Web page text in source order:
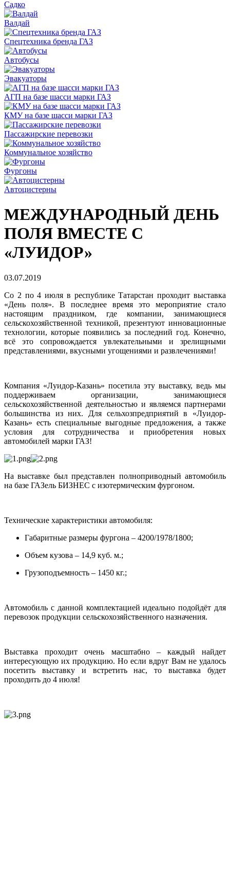
Садко
Валдай
Спецтехника бренда ГАЗ
Автобусы
Эвакуаторы
АГП на базе шасси марки ГАЗ
КМУ на базе шасси марки ГАЗ
Пассажирские перевозки
Коммунальное хозяйство
Фургоны
Автоцистерны
МЕЖДУНАРОДНЫЙ ДЕНЬ
ПОЛЯ ВМЕСТЕ С
«ЛУИДОР»
03.07.2019
Со 2 по 4 июля в республике Татарстан проходит выставка
«День поля». В последнее время это мероприятие стало
настоящим праздником, где компании, занимающиеся
сельскохозяйственной техникой, презентуют инновационные
технологии, которые появились за последний год. Конечно,
всё это сопровождается увлекательными и зрелищными
представлениями, вкусными угощениями и развлечениями!
Компания «Луидор-Казань» посетила эту выставку, ведь мы
поддерживаем организации, занимающиеся
сельскохозяйственной деятельностью и являемся партнерами
большинства из них. Для сельхозпредприятий в «Луидор-
Казань» есть специальные выгодные предложения, а также
условия для сотрудничества и приобретения новых
автомобилей марки ГАЗ!
На выставке был представлен полноприводный автомобиль
на базе ГАЗель БИЗНЕС с изотермическим фургоном.
Технические характеристики автомобиля:
Габаритные размеры фургона – 4200/1978/1800;
Объем кузова – 14,9 куб. м.;
Грузоподъемность – 1450 кг.;
Автомобиль с данной комплектацией идеально подойдёт для
перевозок продукции сельскохозяйственного назначения.
Выставка проходит очень масштабно – каждый найдет
интересующую их продукцию. Но если вдруг Вам не удалось
посетить выставку и встретить нас, то выставка будет
проходить до 4 июля!